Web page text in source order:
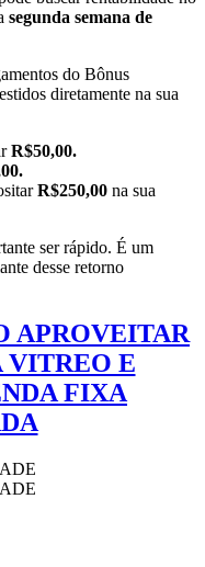
segunda semana de
do Bônus
diretamente na sua
R$50,00.
R$250,00 na sua
ser rápido. É um
desse retorno
APROVEITAR
VITREO E
FIXA